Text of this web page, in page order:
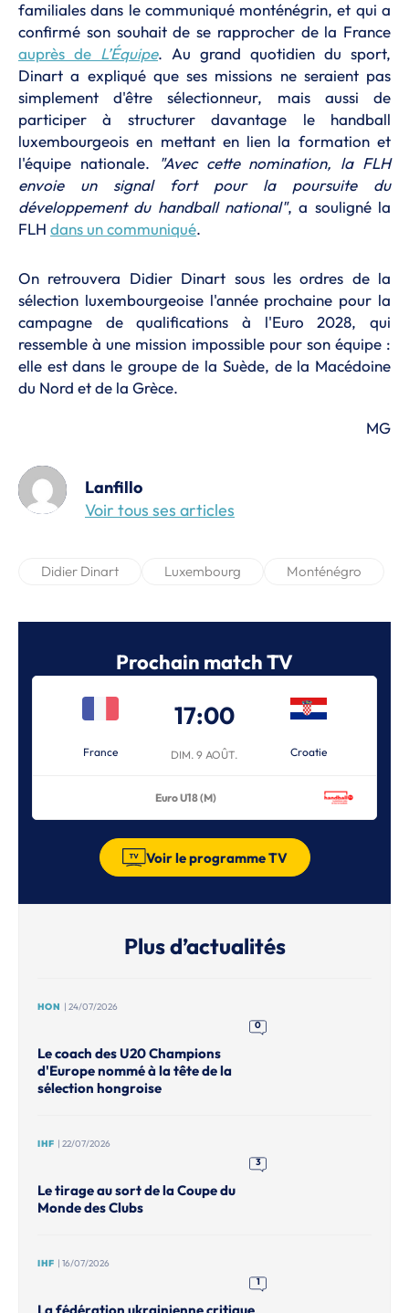
familiales dans le communiqué monténégrin, et qui a
confirmé son souhait de se rapprocher de la France
auprès de L’Équipe. Au grand quotidien du sport,
Dinart a expliqué que ses missions ne seraient pas
simplement d'être sélectionneur, mais aussi de
participer à structurer davantage le handball
luxembourgeois en mettant en lien la formation et
l'équipe nationale. "Avec cette nomination, la FLH
envoie un signal fort pour la poursuite du
développement du handball national", a souligné la
FLH dans un communiqué.
On retrouvera Didier Dinart sous les ordres de la
sélection luxembourgeoise l'année prochaine pour la
campagne de qualifications à l'Euro 2028, qui
ressemble à une mission impossible pour son équipe :
elle est dans le groupe de la Suède, de la Macédoine
du Nord et de la Grèce.
MG
Lanfillo
Voir tous ses articles
Didier Dinart Luxembourg Monténégro
Prochain match TV
France
17:00
DIM. 9 AOÛT. Croatie
Euro U18 (M)
Voir le programme TV
Plus d’actualités
HON | 24/07/2026
0
Le coach des U20 Champions
d'Europe nommé à la tête de la
sélection hongroise
IHF | 22/07/2026
3
Le tirage au sort de la Coupe du
Monde des Clubs
IHF | 16/07/2026
1